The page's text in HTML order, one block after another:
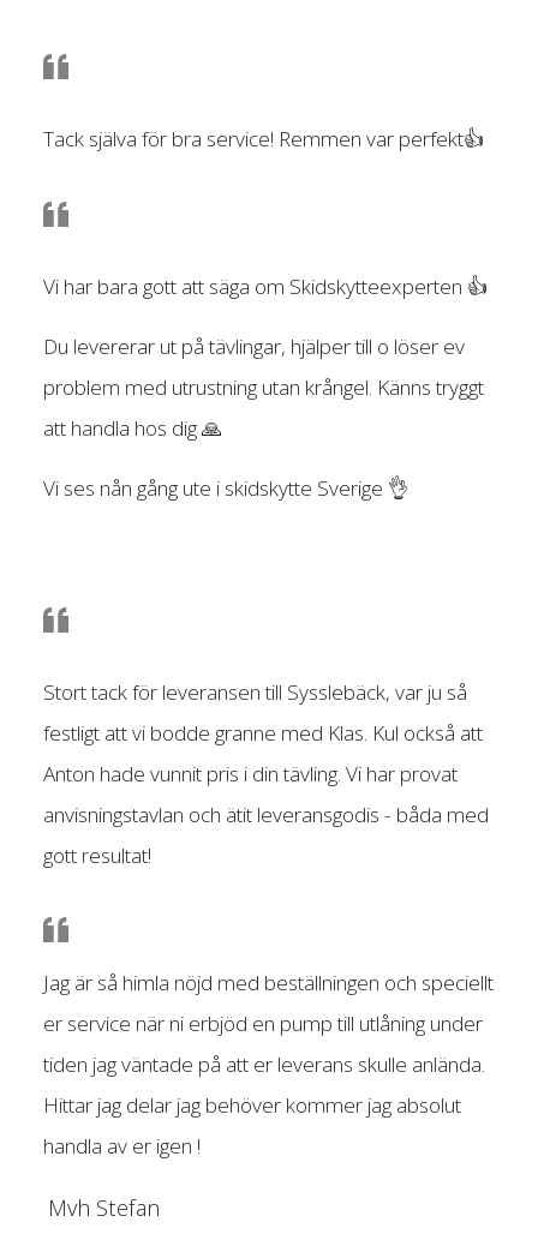
Tack själva för bra service! Remmen var perfekt👍
Vi har bara gott att säga om Skidskytteexperten 👍
Du levererar ut på tävlingar, hjälper till o löser ev
problem med utrustning utan krångel. Känns tryggt
att handla hos dig 🙏
Vi ses nån gång ute i skidskytte Sverige 👌
Stort tack för leveransen till Sysslebäck, var ju så
festligt att vi bodde granne med Klas. Kul också att
Anton hade vunnit pris i din tävling. Vi har provat
anvisningstavlan och ätit leveransgodis - båda med
gott resultat!
Jag är så himla nöjd med beställningen och speciellt
er service när ni erbjöd en pump till utlåning under
tiden jag väntade på att er leverans skulle anlända.
Hittar jag delar jag behöver kommer jag absolut
handla av er igen !
Mvh Stefan